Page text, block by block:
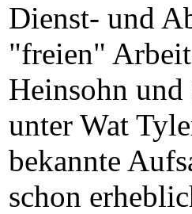
Dienst- und
"freien"
Heinsohn
unter Wat
bekannte
schon